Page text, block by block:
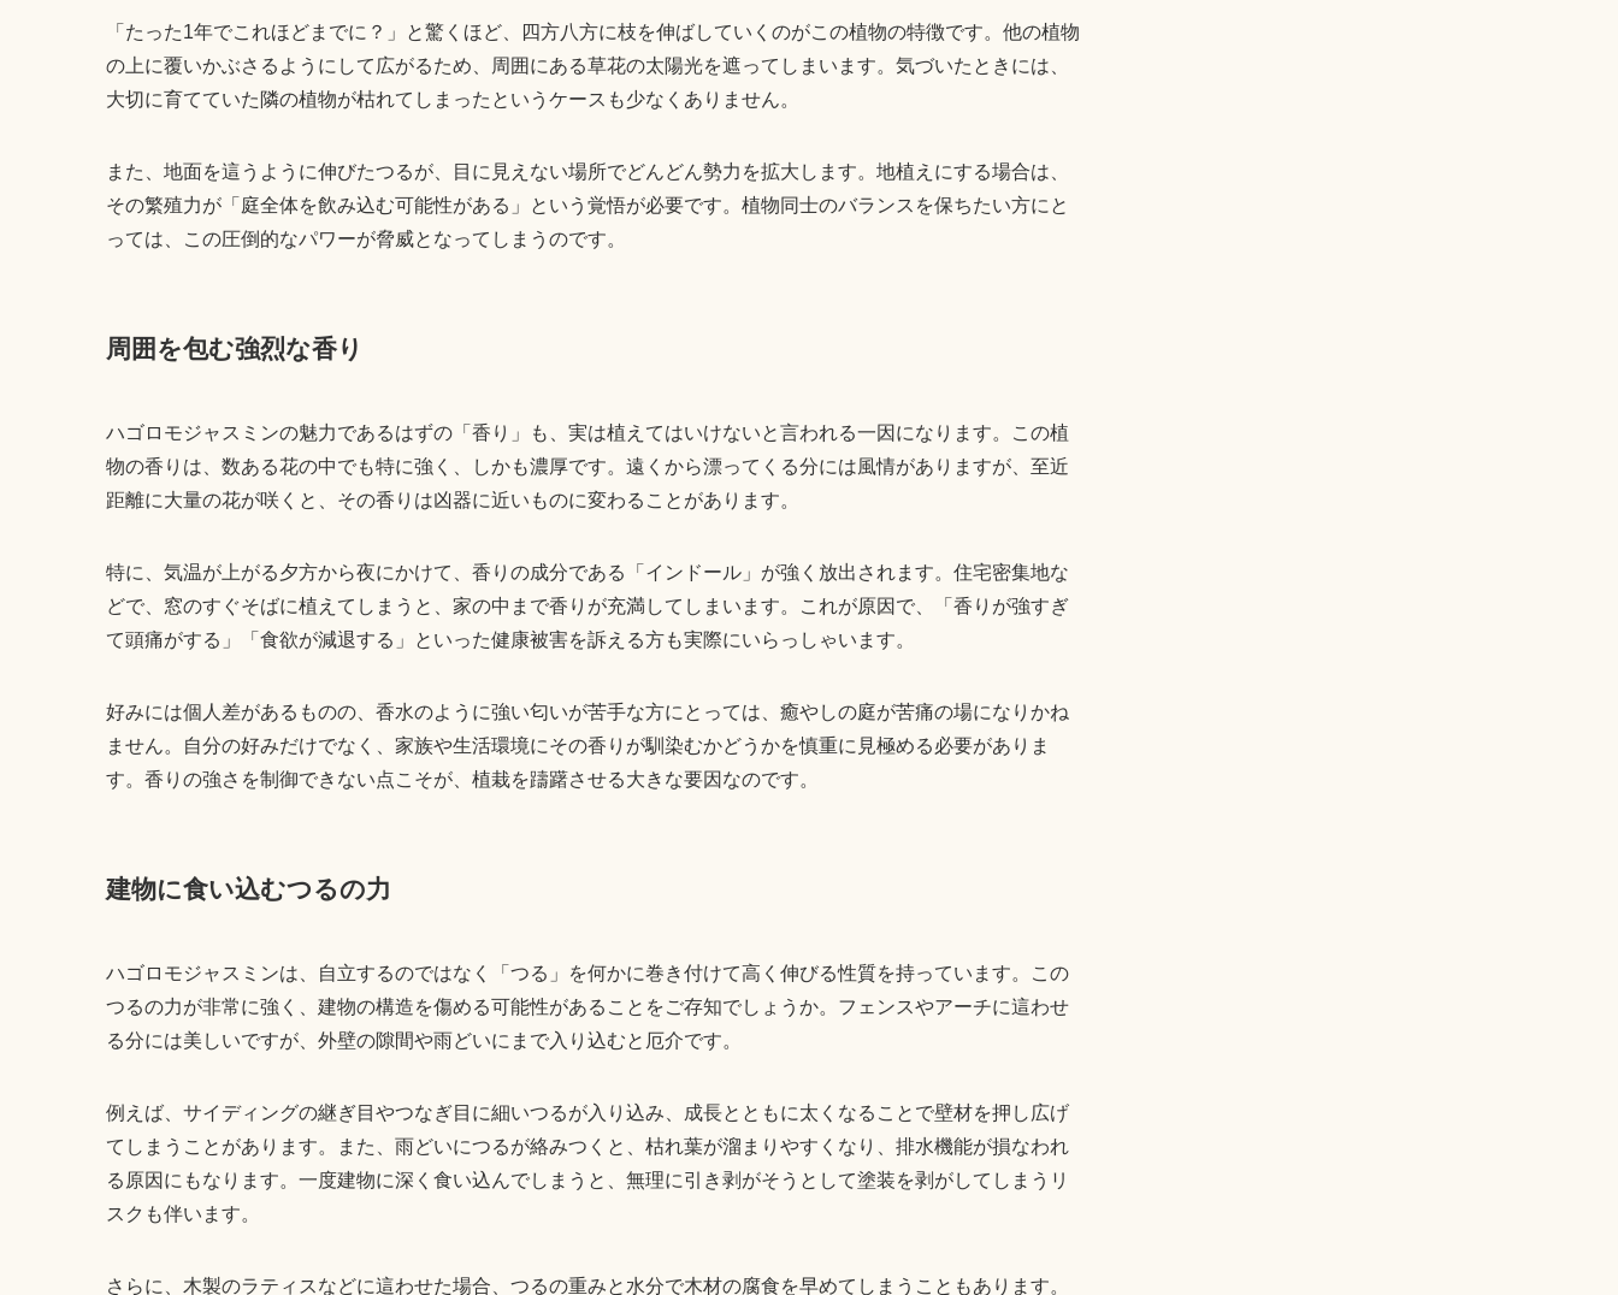
「たった1年でこれほどまでに？」と驚くほど、四方八方に枝を伸ばしていくのがこの植物の特徴です。他の植物
の上に覆いかぶさるようにして広がるため、周囲にある草花の太陽光を遮ってしまいます。気づいたときには、
大切に育てていた隣の植物が枯れてしまったというケースも少なくありません。
また、地面を這うように伸びたつるが、目に見えない場所でどんどん勢力を拡大します。地植えにする場合は、
その繁殖力が「庭全体を飲み込む可能性がある」という覚悟が必要です。植物同士のバランスを保ちたい方にと
っては、この圧倒的なパワーが脅威となってしまうのです。
周囲を包む強烈な香り
ハゴロモジャスミンの魅力であるはずの「香り」も、実は植えてはいけないと言われる一因になります。この植
物の香りは、数ある花の中でも特に強く、しかも濃厚です。遠くから漂ってくる分には風情がありますが、至近
距離に大量の花が咲くと、その香りは凶器に近いものに変わることがあります。
特に、気温が上がる夕方から夜にかけて、香りの成分である「インドール」が強く放出されます。住宅密集地な
どで、窓のすぐそばに植えてしまうと、家の中まで香りが充満してしまいます。これが原因で、「香りが強すぎ
て頭痛がする」「食欲が減退する」といった健康被害を訴える方も実際にいらっしゃいます。
好みには個人差があるものの、香水のように強い匂いが苦手な方にとっては、癒やしの庭が苦痛の場になりかね
ません。自分の好みだけでなく、家族や生活環境にその香りが馴染むかどうかを慎重に見極める必要がありま
す。香りの強さを制御できない点こそが、植栽を躊躇させる大きな要因なのです。
建物に食い込むつるの力
ハゴロモジャスミンは、自立するのではなく「つる」を何かに巻き付けて高く伸びる性質を持っています。この
つるの力が非常に強く、建物の構造を傷める可能性があることをご存知でしょうか。フェンスやアーチに這わせ
る分には美しいですが、外壁の隙間や雨どいにまで入り込むと厄介です。
例えば、サイディングの継ぎ目やつなぎ目に細いつるが入り込み、成長とともに太くなることで壁材を押し広げ
てしまうことがあります。また、雨どいにつるが絡みつくと、枯れ葉が溜まりやすくなり、排水機能が損なわれ
る原因にもなります。一度建物に深く食い込んでしまうと、無理に引き剥がそうとして塗装を剥がしてしまうリ
スクも伴います。
さらに、木製のラティスなどに這わせた場合、つるの重みと水分で木材の腐食を早めてしまうこともあります。